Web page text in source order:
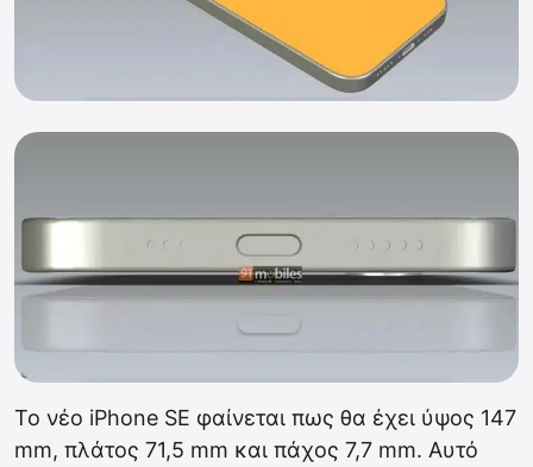
Το νέο iPhone SE φαίνεται πως θα έχει ύψος 147
mm, πλάτος 71,5 mm και πάχος 7,7 mm. Αυτό